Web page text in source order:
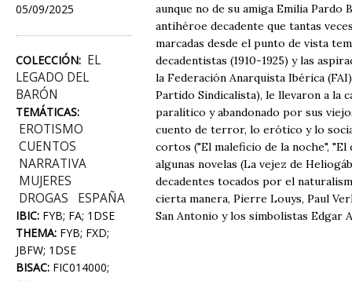
05/09/2025
COLECCIÓN: EL
LEGADO DEL
BARÓN
TEMÁTICAS:
EROTISMO
CUENTOS
NARRATIVA
MUJERES
DROGAS
ESPAÑA
IBIC: FYB; FA; 1DSE
THEMA: FYB; FXD;
JBFW; 1DSE
BISAC: FIC014000;
aunque no de su amiga Emilia Pardo
antihéroe decadente que tantas
marcadas desde el punto de vista
decadentistas (1910-1925) y las
la Federación Anarquista Ibérica
Partido Sindicalista), le llevaron a la
paralítico y abandonado por sus
cuento de terror, lo erótico y lo
cortos ("El maleficio de la noche",
algunas novelas (La vejez de
decadentes tocados por el
cierta manera, Pierre Louys, Paul
San Antonio y los simbolistas Edgar